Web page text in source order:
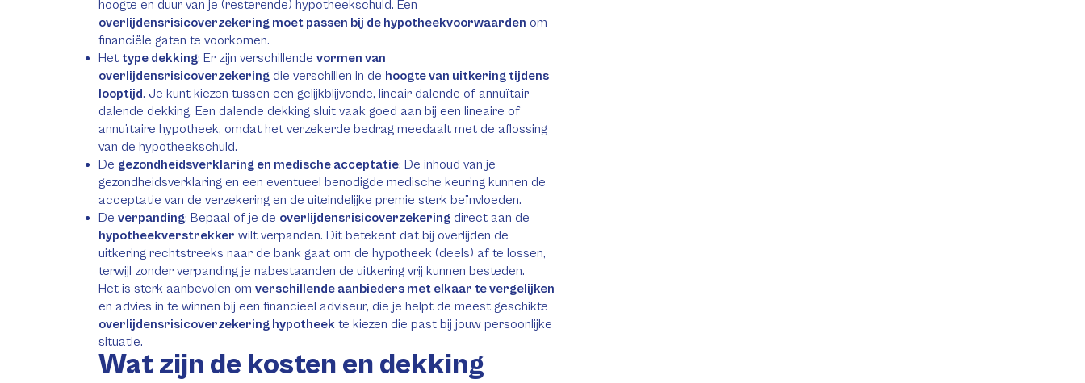
hoogte en duur van je (resterende) hypotheekschuld. Een
overlijdensrisicoverzekering moet passen bij de hypotheekvoorwaarden om
financiële gaten te voorkomen.
Het type dekking: Er zijn verschillende vormen van
overlijdensrisicoverzekering die verschillen in de hoogte van uitkering tijdens
looptijd. Je kunt kiezen tussen een gelijkblijvende, lineair dalende of annuïtair
dalende dekking. Een dalende dekking sluit vaak goed aan bij een lineaire of
annuïtaire hypotheek, omdat het verzekerde bedrag meedaalt met de aflossing
van de hypotheekschuld.
De gezondheidsverklaring en medische acceptatie: De inhoud van je
gezondheidsverklaring en een eventueel benodigde medische keuring kunnen de
acceptatie van de verzekering en de uiteindelijke premie sterk beïnvloeden.
De verpanding: Bepaal of je de overlijdensrisicoverzekering direct aan de
hypotheekverstrekker wilt verpanden. Dit betekent dat bij overlijden de
uitkering rechtstreeks naar de bank gaat om de hypotheek (deels) af te lossen,
terwijl zonder verpanding je nabestaanden de uitkering vrij kunnen besteden.
Het is sterk aanbevolen om verschillende aanbieders met elkaar te vergelijken
en advies in te winnen bij een financieel adviseur, die je helpt de meest geschikte
overlijdensrisicoverzekering hypotheek te kiezen die past bij jouw persoonlijke
situatie.
Wat zijn de kosten en dekking